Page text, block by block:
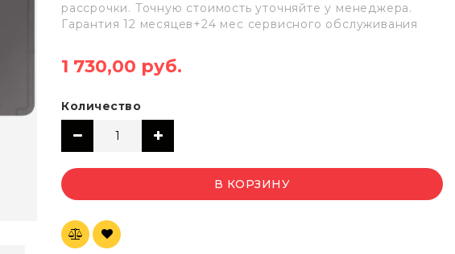
рассрочки. Точную стоимость уточняйте у менеджера.
Гарантия 12 месяцев+24 мес сервисного обслуживания
1 730,00 руб.
Количество
В КОРЗИНУ